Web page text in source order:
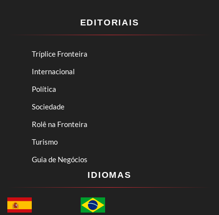
EDITORIAIS
Tríplice Fronteira
Internacional
Política
Sociedade
Rolê na Fronteira
Turismo
Guia de Negócios
IDIOMAS